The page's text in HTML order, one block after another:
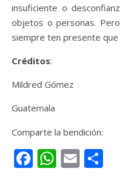
insuficiente o
objetos o personas.
siempre ten presente
Créditos:
Mildred Gómez
Guatemala
Comparte la bendición:
Facebook
Email